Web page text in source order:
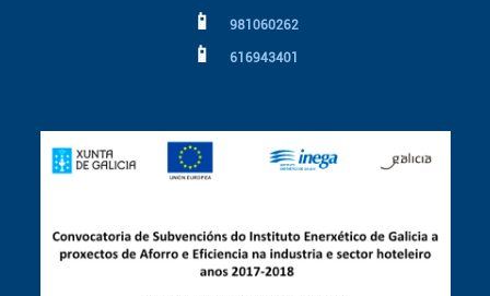
📱 981060262
📱 616943401